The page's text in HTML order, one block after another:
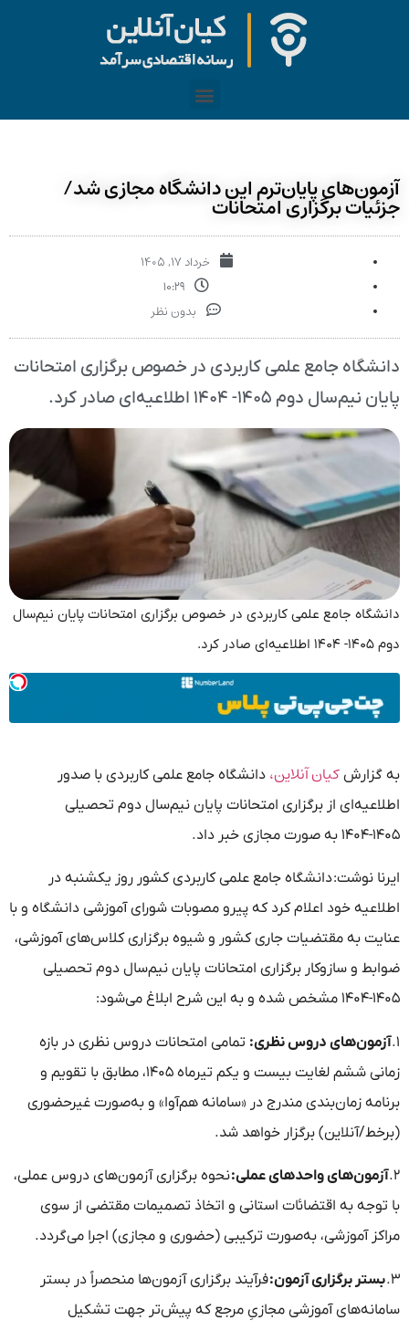
آزمون‌های پایان‌ترم این دانشگاه مجازی شد/
جزئیات برگزاری امتحانات
خرداد ۱۷, ۱۴۰۵
۱۰:۲۹
بدون نظر
دانشگاه جامع علمی کاربردی در خصوص برگزاری امتحانات
پایان نیم‌سال دوم ۱۴۰۵- ۱۴۰۴ اطلاعیه‌ای صادر کرد.
دانشگاه جامع علمی کاربردی در خصوص برگزاری امتحانات پایان نیم‌سال
دوم ۱۴۰۵- ۱۴۰۴ اطلاعیه‌ای صادر کرد.
به گزارش کیان آنلاین، دانشگاه جامع علمی کاربردی با صدور
اطلاعیه‌ای از برگزاری امتحانات پایان نیم‌سال دوم تحصیلی
۱۴۰۵-۱۴۰۴ به صورت مجازی خبر داد.
ایرنا نوشت: دانشگاه جامع علمی کاربردی کشور روز یکشنبه در
اطلاعیه خود اعلام کرد که پیرو مصوبات شورای آموزشی دانشگاه و با
عنایت به مقتضیات جاری کشور و شیوه برگزاری کلاس‌های آموزشی،
ضوابط و سازوکار برگزاری امتحانات پایان نیم‌سال دوم تحصیلی
۱۴۰۵-۱۴۰۴ مشخص شده و به این شرح ابلاغ می‌شود:
۱. آزمون‌های دروس نظری: تمامی امتحانات دروس نظری در بازه
زمانی ششم لغایت بیست و یکم تیرماه ۱۴۰۵، مطابق با تقویم و
برنامه زمان‌بندی مندرج در «سامانه هم‌آوا» و به‌صورت غیرحضوری
(برخط/آنلاین) برگزار خواهد شد.
۲. آزمون‌های واحدهای عملی:نحوه برگزاری آزمون‌های دروس عملی،
با توجه به اقتضائات استانی و اتخاذ تصمیمات مقتضی از سوی
مراکز آموزشی، به‌صورت ترکیبی (حضوری و مجازی) اجرا می‌گردد.
۳. بستر برگزاری آزمون:فرآیند برگزاری آزمون‌ها منحصراً در بستر
سامانه‌های آموزشی مجازیِ مرجع که پیش‌تر جهت تشکیل